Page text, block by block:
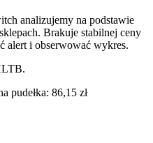
analizujemy na podstawie
Brakuje stabilnej ceny
alert i obserwować wykres.
.
pudełka: 86,15 zł